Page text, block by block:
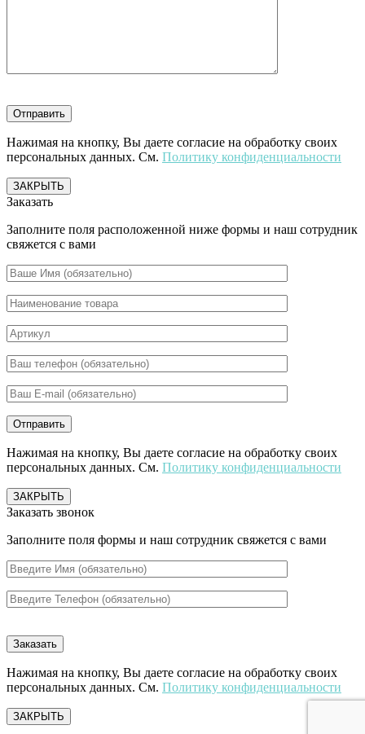
Нажимая на кнопку, Вы даете согласие на обработку своих
персональных данных. См. Политику конфиденциальности
ЗАКРЫТЬ
Заказать
Заполните поля расположенной ниже формы и наш сотрудник
свяжется с вами
Нажимая на кнопку, Вы даете согласие на обработку своих
персональных данных. См. Политику конфиденциальности
ЗАКРЫТЬ
Заказать звонок
Заполните поля формы и наш сотрудник свяжется с вами
Нажимая на кнопку, Вы даете согласие на обработку своих
персональных данных. См. Политику конфиденциальности
ЗАКРЫТЬ